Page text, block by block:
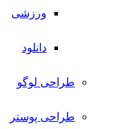
ورزشی
دانلود
طراحی لوگو
طراحی پوستر